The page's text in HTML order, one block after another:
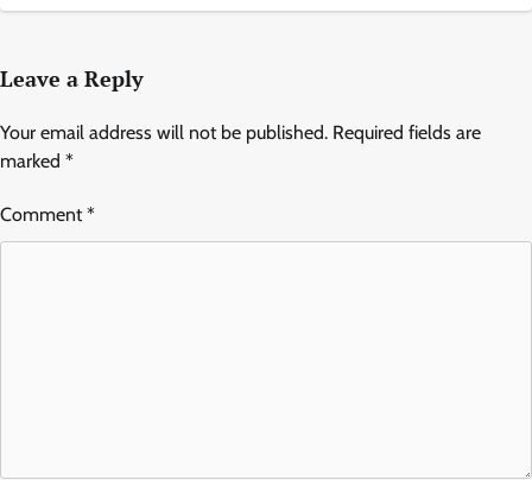
Leave a Reply
Your email address will not be published. Required fields are
marked *
Comment*